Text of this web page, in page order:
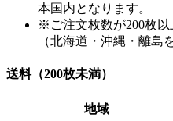
本国内となります。
※ご注文枚数が200枚
（北海道・沖縄・離島
送料（200枚未満）
地域